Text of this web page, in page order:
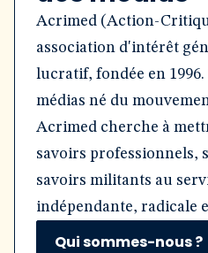
Acrimed (Action-
association d'intérêt
lucratif, fondée en
médias né du
Acrimed cherche à
savoirs professionnels,
savoirs militants au
indépendante, radicale
Qui sommes-nous ?